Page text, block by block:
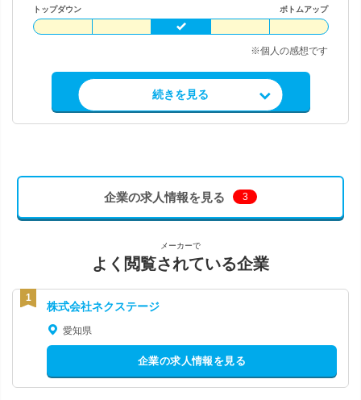
トップダウン ボトムアップ
※個人の感想です
求人情報を見る
続きを見る
企業の求人情報を見る 3
メーカーで
よく閲覧されている企業
株式会社ネクステージ
愛知県
企業の求人情報を見る